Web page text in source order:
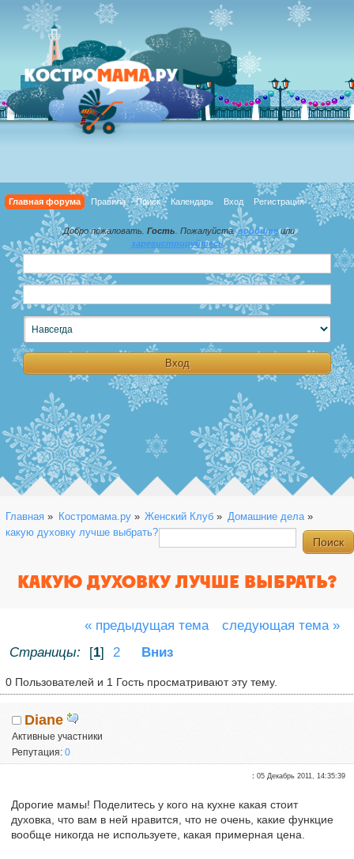
Главная форума Правила Поиск Календарь Вход Регистрация
Добро пожаловать, Гость . Пожалуйста,войдитеили
зарегистрируйтесь.
Главная » Костромама.ру» Женский Клуб » Домашние дела»
какую духовку лучше выбрать?
КАКУЮ ДУХОВКУ ЛУЧШЕ ВЫБРАТЬ?
« предыдущая тема
следующая тема »
Страницы:
[1] 2 Вниз
0 Пользователей и 1 Гость просматривают эту тему.
Diane
Активные участники
Репутация:0
:05 Декабрь 2011, 14:35:39
Дорогие мамы! Поделитесь у кого на кухне какая стоит
духовка, что вам в ней нравится, что не очень, какие функцие
вообще никогда не используете, какая примерная цена.